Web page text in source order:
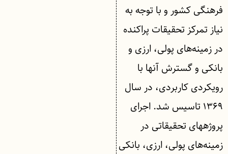
فرهنگی كشور و با توجه به
نیاز تمركز تحقیقات پراكنده
در زمینه‎‌های پولی، ارزی و
بانكی و گسترش آنها با
رویكردی كاربردی، در سال
۱۳۶۹ تاسیس شد. اجرای
پروژه‎های تحقیقاتی در
زمینه‌های پولی، ارزی، بانكی